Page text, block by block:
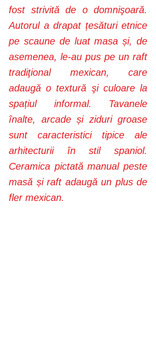
fost strivită de o domnişoară.
Autorul a drapat țesături etnice
pe scaune de luat masa și, de
asemenea, le-au pus pe un raft
tradiţional mexican, care
adaugă o textură şi culoare la
spațiul informal. Tavanele
înalte, arcade și ziduri groase
sunt caracteristici tipice ale
arhitecturii în stil spaniol.
Ceramica pictată manual peste
masă și raft adaugă un plus de
fler mexican.